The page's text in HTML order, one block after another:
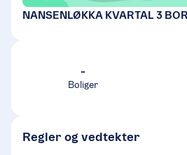
NANSENLØKKA KVARTAL 3
-
Boliger
Regler og vedtekter